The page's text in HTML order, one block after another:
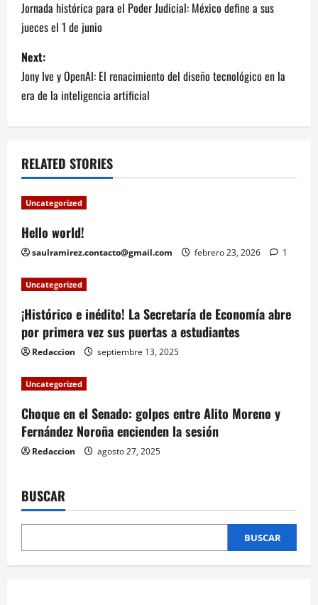
o
s
t
n
a
v
i
g
a
t
i
o
n
Jornada histórica para el Poder Judicial: México define a sus
jueces el 1 de junio
Next:
Jony Ive y OpenAI: El renacimiento del diseño tecnológico en la
era de la inteligencia artificial
RELATED STORIES
Uncategorized
Hello world!
saulramirez.contacto@gmail.com febrero 23, 2026 1
Uncategorized
¡Histórico e inédito! La Secretaría de Economía abre
por primera vez sus puertas a estudiantes
Redaccion septiembre 13, 2025
Uncategorized
Choque en el Senado: golpes entre Alito Moreno y
Fernández Noroña encienden la sesión
Redaccion agosto 27, 2025
BUSCAR
BUSCAR